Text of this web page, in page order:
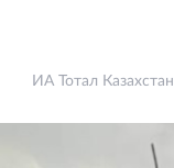
ИА Тотал Казахстан